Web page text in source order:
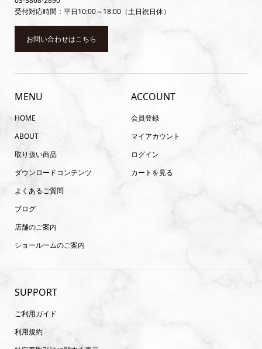
受付対応時間：平日10:00～18:00（土日祝日休）
お問い合わせはこちら
MENU
HOME
ABOUT
取り扱い商品
ダウンロードコンテンツ
よくあるご質問
ブログ
店舗のご案内
ショールームのご案内
ACCOUNT
会員登録
マイアカウント
ログイン
カートを見る
SUPPORT
ご利用ガイド
利用規約